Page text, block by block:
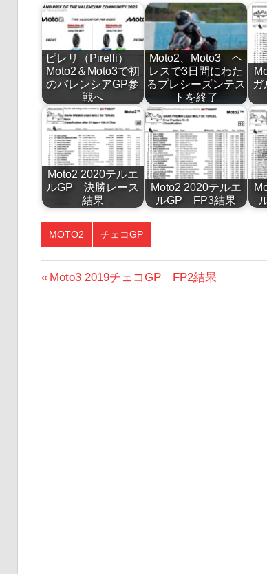
ピレリ（Pirelli）
Moto2＆Moto3で初
のバレンシアGP参
戦へ
Moto2、Moto3 ヘ
レスで3日間にわた
るプレシーズンテス
トを終了
Moto2 2020テルエ
ルGP 決勝レース
結果
Moto2 2020テルエ
ルGP FP3結果
MOTO2 チェコGP
投
前
Moto3 2019チェコGP FP2結果